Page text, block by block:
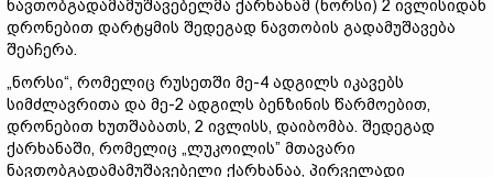
ნავთობგადამამუშავებელმა ქარხანამ (ნორსი) 2 ივლისიდან
დრონებით დარტყმის შედეგად ნავთობის გადამუშავება
შეაჩერა.
„ნორსი“, რომელიც რუსეთში მე-4 ადგილს იკავებს
სიმძლავრითა და მე-2 ადგილს ბენზინის წარმოებით,
დრონებით ხუთშაბათს, 2 ივლისს, დაიბომბა. შედეგად
ქარხანაში, რომელიც „ლუკოილის” მთავარი
ნავთობგადამამუშავებელი ქარხანაა, პირველადი